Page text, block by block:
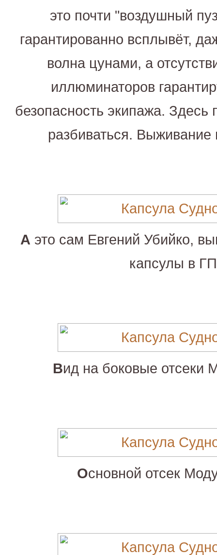
это почти "воздушный
гарантированно всплывёт,
волна цунами, а
иллюминаторов
безопасность экипажа. Здесь
разбиваться. Выживание
А это сам Евгений Убийко,
капсулы в
Вид на боковые отсеки
Основной отсек